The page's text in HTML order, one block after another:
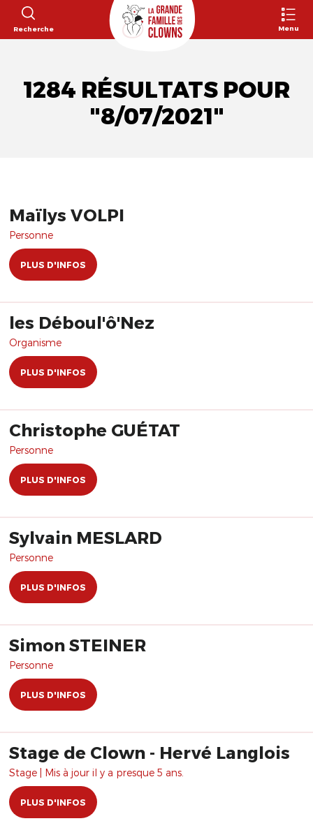
Recherche Menu
1284 RÉSULTATS POUR
"8/07/2021"
Maïlys VOLPI
Personne
PLUS D'INFOS
les Déboul'ô'Nez
Organisme
PLUS D'INFOS
Christophe GUÉTAT
Personne
PLUS D'INFOS
Sylvain MESLARD
Personne
PLUS D'INFOS
Simon STEINER
Personne
PLUS D'INFOS
Stage de Clown - Hervé Langlois
Stage | Mis à jour il y a presque 5 ans.
PLUS D'INFOS